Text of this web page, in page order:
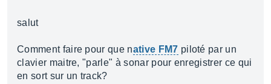
salut
Comment faire pour que native FM7 piloté par un
clavier maitre, "parle" à sonar pour enregistrer ce qui
en sort sur un track?